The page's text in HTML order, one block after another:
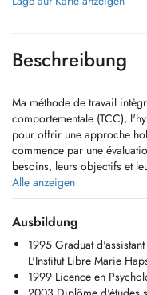
Beschreibung
Ma méthode de travail
comportementale (TCC),
pour offrir une approche
commence par une
besoins, leurs objectifs et
avec eux pour établir un
techniques issues de
Alle anzeigen
Ausbildung
1995 Graduat
L'Institut Libre Marie
1999 Licence en